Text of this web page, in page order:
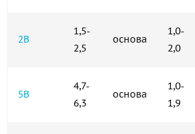
2B
1,5-
2,5
основа
1,0-
2,0
5B
4,7-
6,3
основа
1,0-
1,9